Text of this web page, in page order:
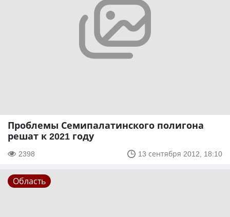
Проблемы Семипалатинского полигона
решат к 2021 году
2398 13 сентября 2012, 18:10
Область